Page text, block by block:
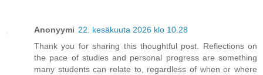
Anonyymi 22. kesäkuuta 2026 klo 10.28
Thank you for sharing this thoughtful post. Reflections on
the pace of studies and personal progress are something
many students can relate to, regardless of when or where